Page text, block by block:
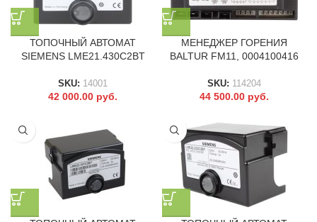
ТОПОЧНЫЙ АВТОМАТ
SIEMENS LME21.430C2BT
SKU: 14001
42 000.00 руб.
МЕНЕДЖЕР ГОРЕНИЯ
BALTUR FM11, 0004100416
SKU: 114204
44 500.00 руб.